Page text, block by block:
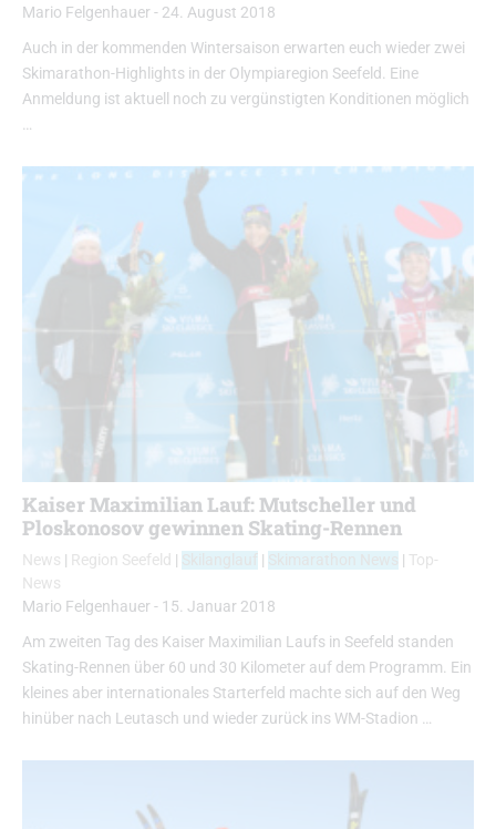
Mario Felgenhauer - 24. August 2018
Auch in der kommenden Wintersaison erwarten euch wieder zwei
Skimarathon-Highlights in der Olympiaregion Seefeld. Eine
Anmeldung ist aktuell noch zu vergünstigten Konditionen möglich
…
Kaiser Maximilian Lauf: Mutscheller und
Ploskonosov gewinnen Skating-Rennen
News | Region Seefeld | | | Top-
News
Mario Felgenhauer - 15. Januar 2018
Am zweiten Tag des Kaiser Maximilian Laufs in Seefeld standen
Skating-Rennen über 60 und 30 Kilometer auf dem Programm. Ein
kleines aber internationales Starterfeld machte sich auf den Weg
hinüber nach Leutasch und wieder zurück ins WM-Stadion …